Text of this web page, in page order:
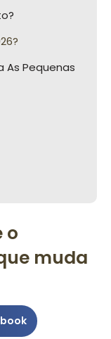
As Pequenas
o
muda